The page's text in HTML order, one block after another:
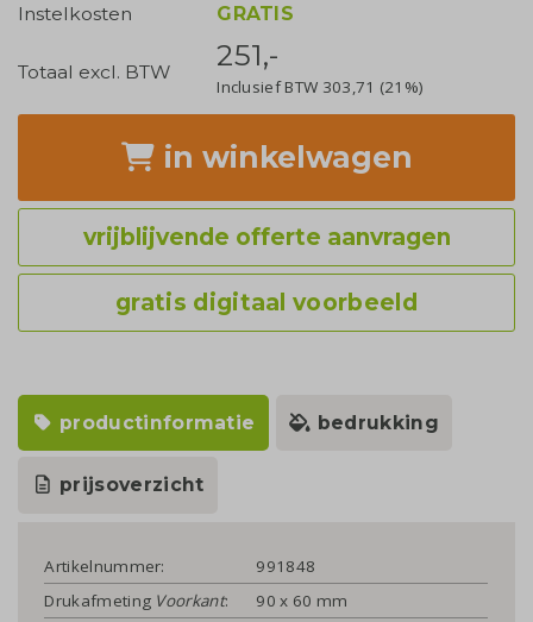
Instelkosten
GRATIS
Totaal excl. BTW 251,-
Inclusief BTW 303,71 (21%)
in winkelwagen
vrijblijvende offerte aanvragen
gratis digitaal voorbeeld
productinformatie bedrukking
prijsoverzicht
Artikelnummer:
991848
Drukafmeting Voorkant:
90 x 60 mm